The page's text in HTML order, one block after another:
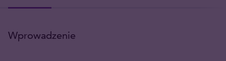
Wprowadzenie